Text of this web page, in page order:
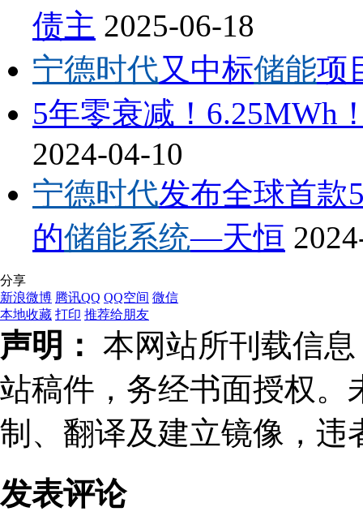
债主 2025-06-18
宁德时代又中标储能项
5年零衰减！6.25MWh
2024-04-10
宁德时代发布全球首款
的储能系统—天恒
分享
新浪微博 腾讯QQ QQ空间 微信
本地收藏 打印 推荐给朋友
声明： 本网站所刊载信
站稿件，务经书面授权。
制、翻译及建立镜像，违
发表评论